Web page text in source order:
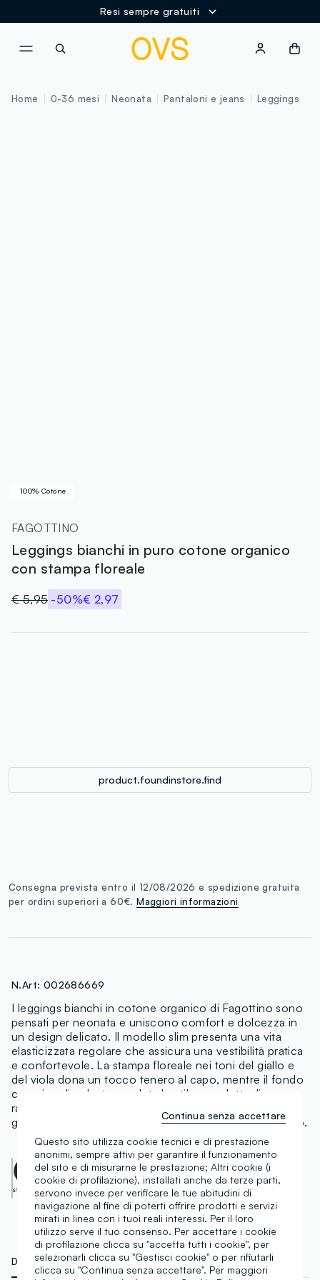
Resi sempre gratuiti
100% Cotone
Home 0-36 mesi Neonata Pantaloni e jeans Leggings
FAGOTTINO
Leggings bianchi in puro cotone organico
con stampa floreale
€ 5,95 -50%€ 2,97
product.foundinstore.find
Consegna prevista entro il 12/08/2026 e spedizione gratuita
per ordini superiori a 60€.Maggiori informazioni
N.Art: 002686669
I leggings bianchi in cotone organico di Fagottino sono
pensati per neonata e uniscono comfort e dolcezza in
un design delicato. Il modello slim presenta una vita
elasticizzata regolare che assicura una vestibilità pratica
e confortevole. La stampa floreale nei toni del giallo e
del viola dona un tocco tenero al capo, mentre il fondo
con piccoli volant completa lo stile con dettaglio
raffinato. Ideali per accompagnare la bambina nelle
giornate più miti con morbidezza e libertà di movimento.
OEKO-TEX class I
CENTROCOT:0906991.O
Scopri di più
DETTAGLI TECNICI MATERIALI E FILIERA
Questo sito utilizza cookie tecnici e di prestazione
anonimi, sempre attivi per garantire il funzionamento
del sito e di misurarne le prestazione; Altri cookie (i
cookie di profilazione), installati anche da terze parti,
servono invece per verificare le tue abitudini di
navigazione al fine di poterti offrire prodotti e servizi
mirati in linea con i tuoi reali interessi. Per il loro
utilizzo serve il tuo consenso. Per accettare i cookie
di profilazione clicca su "accetta tutti i cookie", per
selezionarli clicca su "Gestisci cookie" o per rifiutarli
clicca su "Continua senza accettare". Per maggiori
Continua senza accettare